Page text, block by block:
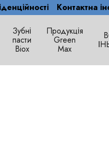
Контактна
Зубні
пасти
Biox
Продукція
Green
Max